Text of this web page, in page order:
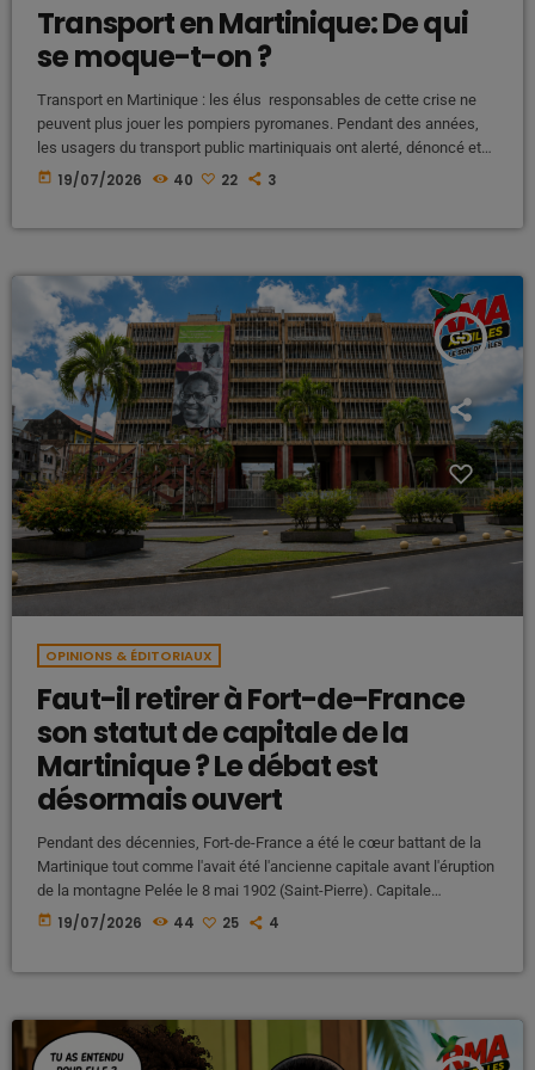
Transport en Martinique: De qui
se moque-t-on ?
Transport en Martinique : les élus responsables de cette crise ne
peuvent plus jouer les pompiers pyromanes. Pendant des années,
les usagers du transport public martiniquais ont alerté, dénoncé et
parfois même manifesté. Ils ont signalé des bus qui ne passent
today 19/07/2026 40 22 3
insert_link
OPINIONS & ÉDITORIAUX
Faut-il retirer à Fort-de-France
son statut de capitale de la
Martinique ? Le débat est
désormais ouvert
Pendant des décennies, Fort-de-France a été le cœur battant de la
Martinique tout comme l'avait été l'ancienne capitale avant l'éruption
de la montagne Pelée le 8 mai 1902 (Saint-Pierre). Capitale
administrative, économique, commerciale et culturelle, la ville
today 19/07/2026 44 25 4